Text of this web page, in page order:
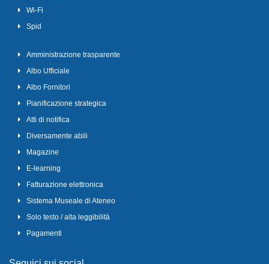
Wi-Fi
Spid
Amministrazione trasparente
Albo Ufficiale
Albo Fornitori
Pianificazione strategica
Atti di notifica
Diversamente abili
Magazine
E-learning
Fatturazione elettronica
Sistema Museale di Ateneo
Solo testo / alta leggibilità
Pagamenti